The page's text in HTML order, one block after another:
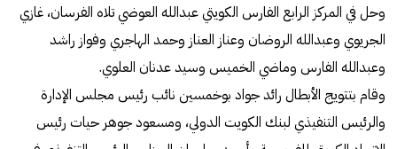
وحل في المركز الرابع الفارس الكويتي عبدالله العوضي تلاه الفرسان، غازي
الجريوي وعبدالله الروضان وعناز العناز وحمد الهاجري وفواز راشد
وعبدالله الفارس وماضي الخميس وسيد عدنان العلوي.
وقام بتتويج الأبطال رائد جواد بوخمسين نائب رئيس مجلس الإدارة
والرئيس التنفيذي لبنك الكويت الدولي، ومسعود جوهر حيات رئيس